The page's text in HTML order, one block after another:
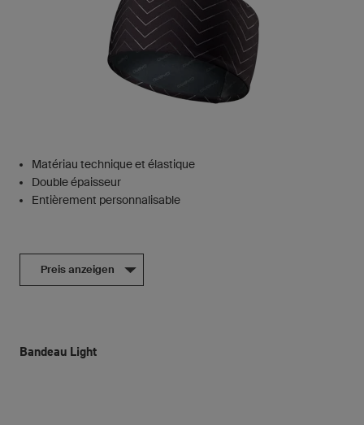
Matériau technique et élastique
Double épaisseur
Entièrement personnalisable
Preis anzeigen
Bandeau Light